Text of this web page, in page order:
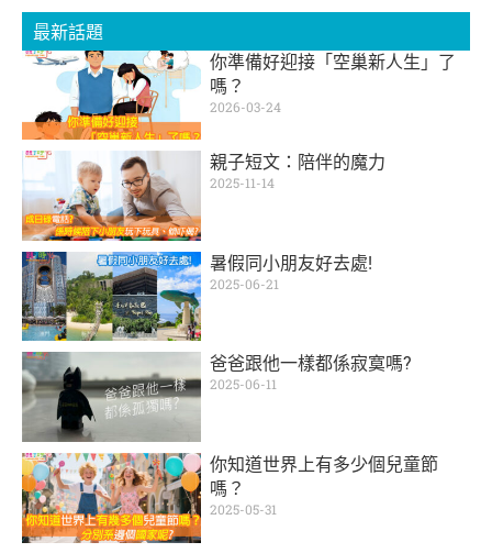
最新話題
你準備好迎接「空巢新人生」了
嗎？
2026-03-24
親子短文：陪伴的魔力
2025-11-14
暑假同小朋友好去處!
2025-06-21
爸爸跟他一樣都係寂寞嗎?
2025-06-11
你知道世界上有多少個兒童節
嗎？
2025-05-31